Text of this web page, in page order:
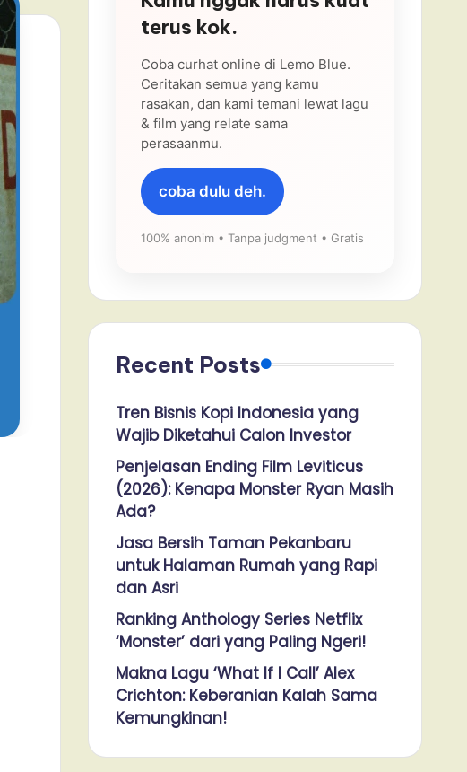
terus kok.
Coba curhat online di Lemo Blue.
Ceritakan semua yang kamu
rasakan, dan kami temani lewat lagu
& film yang relate sama
perasaanmu.
coba dulu deh.
100% anonim • Tanpa judgment • Gratis
Recent Posts
Tren Bisnis Kopi Indonesia yang
Wajib Diketahui Calon Investor
Penjelasan Ending Film Leviticus
(2026): Kenapa Monster Ryan Masih
Ada?
Jasa Bersih Taman Pekanbaru
untuk Halaman Rumah yang Rapi
dan Asri
Ranking Anthology Series Netflix
‘Monster’ dari yang Paling Ngeri!
Makna Lagu ‘What If I Call’ Alex
Crichton: Keberanian Kalah Sama
Kemungkinan!